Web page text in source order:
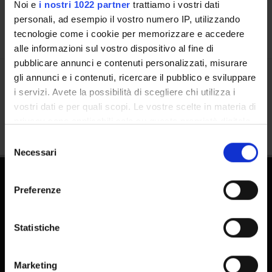
Noi e i nostri 1022 partner trattiamo i vostri dati
personali, ad esempio il vostro numero IP, utilizzando
tecnologie come i cookie per memorizzare e accedere
alle informazioni sul vostro dispositivo al fine di
pubblicare annunci e contenuti personalizzati, misurare
gli annunci e i contenuti, ricercare il pubblico e sviluppare
i servizi. Avete la possibilità di scegliere chi utilizza i
vostri dati e per quali scopi. Le vostre scelte in materia di
modificare o revocare il proprio consenso in qualsiasi
momento dalla Dichiarazione sui cookie o facendo clic
raccogliere informazioni sulla tua posizione
geografica, con un'approssimazione di qualche
Identificare il tuo dispositivo, scansionandolo
delNecessari
Preferenze
Statistiche
Marketing
Condividi